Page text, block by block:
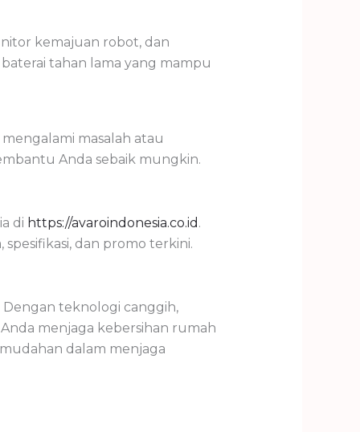
kemajuan robot, dan
tahan lama yang mampu
masalah atau
Anda sebaik mungkin.
di https://avaroindonesia.co.id .
dan promo terkini.
teknologi canggih,
menjaga kebersihan rumah
dalam menjaga